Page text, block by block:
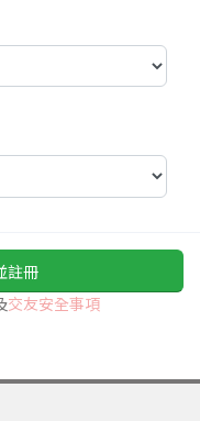
註冊
交友安全事項